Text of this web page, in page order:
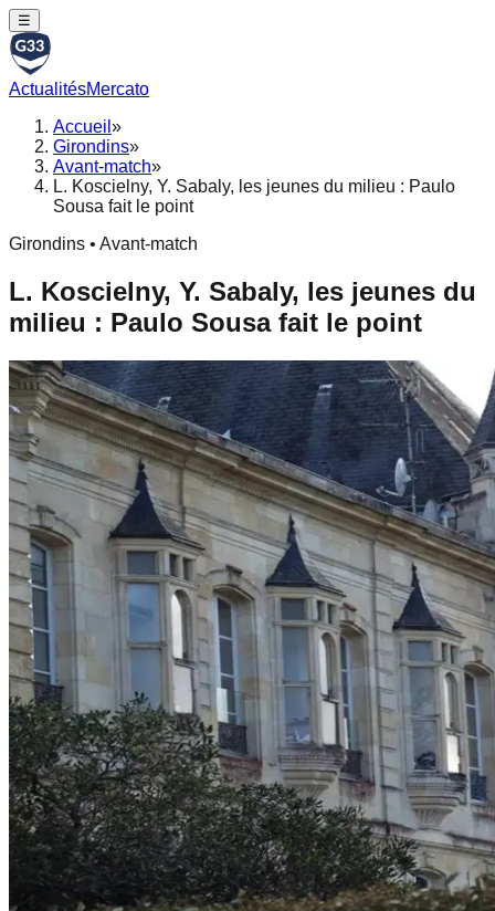
☰
ActualitésMercato
Accueil »
Girondins»
Avant-match»
L. Koscielny, Y. Sabaly, les jeunes du milieu : Paulo
Sousa fait le point
Girondins • Avant-match
L. Koscielny, Y. Sabaly, les jeunes du
milieu : Paulo Sousa fait le point